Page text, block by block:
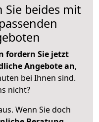
Sie beides mit
fordern Sie jetzt
Angebote an,
bei Ihnen sind.
nicht?
Wenn Sie doch